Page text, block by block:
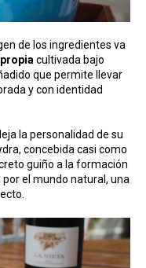
de los ingredientes va
cultivada bajo
que permite llevar
y con identidad
la personalidad de su
concebida casi como
guiño a la formación
el mundo natural, una